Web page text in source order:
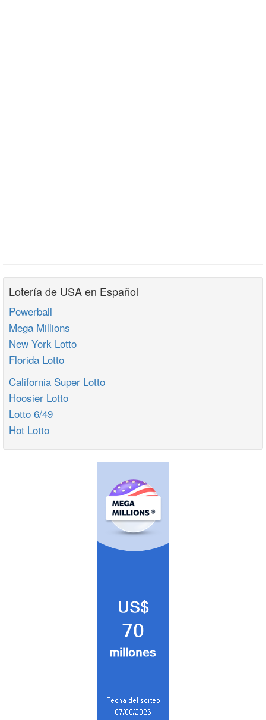
Lotería de USA en Español
Powerball
Mega Millions
New York Lotto
Florida Lotto
California Super Lotto
Hoosier Lotto
Lotto 6/49
Hot Lotto